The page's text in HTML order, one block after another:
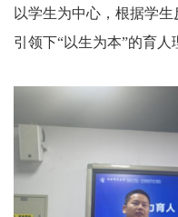
以学生为中心，根据学
引领下“以生为本”的育人